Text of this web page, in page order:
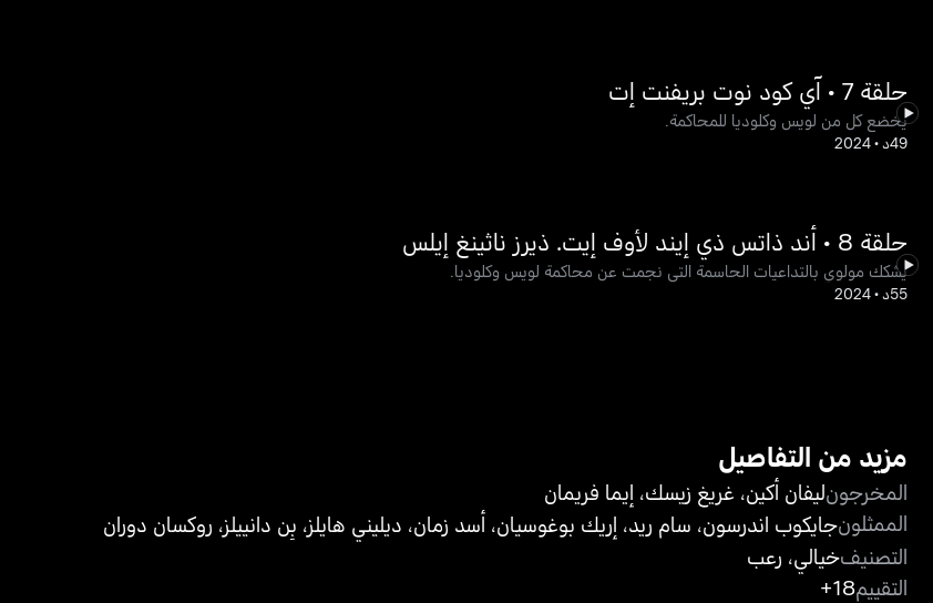
حلقة 7 • آي كود نوت بريفنت إت
يخضع كل من لويس وكلوديا للمحاكمة.
49د •
2024
حلقة 8 • أند ذاتس ذي إيند لأوف إيت. ذيرز ناثينغ إيلس
يشكك مولوي بالتداعيات الحاسمة التي نجمت عن محاكمة لويس وكلوديا.
55د •
2024
مزيد من التفاصيل
المخرجونليفان أكين، غريغ زيسك، إيما فريمان
الممثلونجايكوب اندرسون، سام ريد، إريك بوغوسيان، أسد زمان، ديليني هايلز، بِن دانييلز، روكسان دوران
التصنيفخيالي، رعب
التقييم18+